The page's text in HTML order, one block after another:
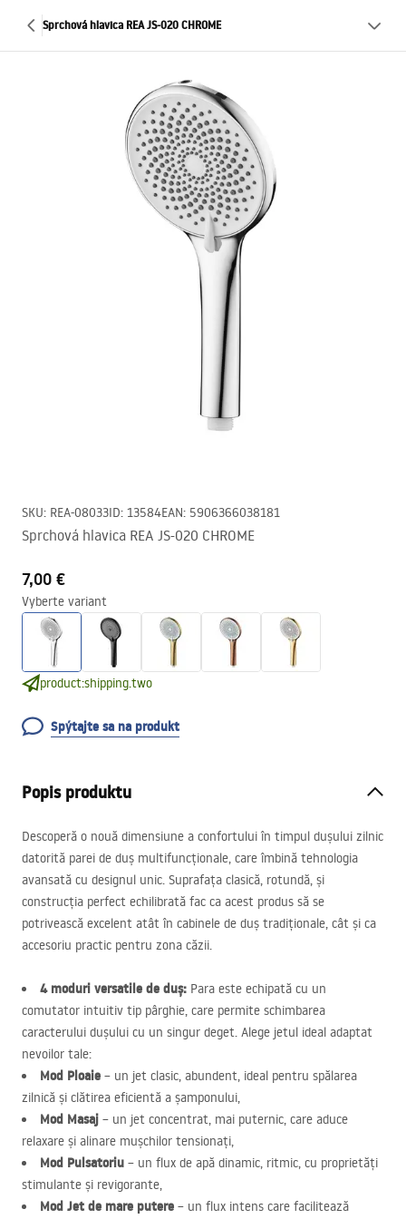
Sprchová hlavica REA JS-020 CHROME
SKU: REA-08033ID: 13584EAN: 5906366038181
Sprchová hlavica REA JS-020 CHROME
7,00 €
Vyberte variant
product:shipping.two
Spýtajte sa na produkt
Popis produktu
Descoperă o nouă dimensiune a confortului în timpul dușului zilnic
datorită parei de duș multifuncționale, care îmbină tehnologia
avansată cu designul unic. Suprafața clasică, rotundă, și
construcția perfect echilibrată fac ca acest produs să se
potrivească excelent atât în cabinele de duș tradiționale, cât și ca
accesoriu practic pentru zona căzii.
4 moduri versatile de duș: Para este echipată cu un
comutator intuitiv tip pârghie, care permite schimbarea
caracterului dușului cu un singur deget. Alege jetul ideal adaptat
nevoilor tale:
Mod Ploaie – un jet clasic, abundent, ideal pentru spălarea
zilnică și clătirea eficientă a șamponului,
Mod Masaj – un jet concentrat, mai puternic, care aduce
relaxare și alinare mușchilor tensionați,
Mod Pulsatoriu – un flux de apă dinamic, ritmic, cu proprietăți
stimulante și revigorante,
Mod Jet de mare putere – un flux intens care facilitează